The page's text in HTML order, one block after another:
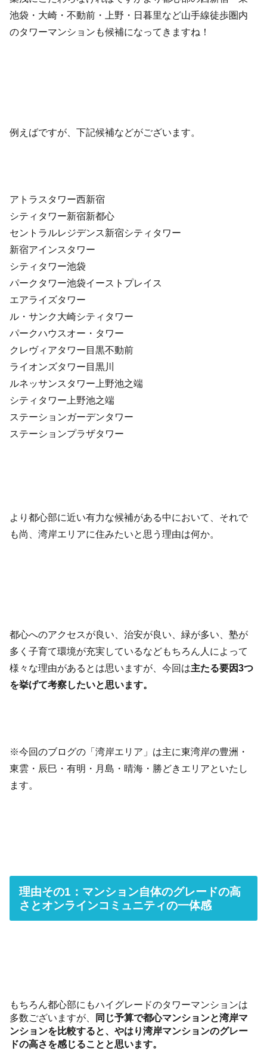
池袋・大崎・不動前・上野・日暮里など山手線徒歩圏内
のタワーマンションも候補になってきますね！
例えばですが、下記候補などがございます。
アトラスタワー西新宿
シティタワー新宿新都心
セントラルレジデンス新宿シティタワー
新宿アインスタワー
シティタワー池袋
パークタワー池袋イーストプレイス
エアライズタワー
ル・サンク大崎シティタワー
パークハウスオー・タワー
クレヴィアタワー目黒不動前
ライオンズタワー目黒川
ルネッサンスタワー上野池之端
シティタワー上野池之端
ステーションガーデンタワー
ステーションプラザタワー
より都心部に近い有力な候補がある中において、それで
も尚、湾岸エリアに住みたいと思う理由は何か。
都心へのアクセスが良い、治安が良い、緑が多い、塾が
多く子育て環境が充実しているなどもちろん人によって
様々な理由があるとは思いますが、今回は主たる要因3つ
を挙げて考察したいと思います。
※今回のブログの「湾岸エリア」は主に東湾岸の豊洲・
東雲・辰巳・有明・月島・晴海・勝どきエリアといたし
ます。
理由その1：マンション自体のグレードの高
さとオンラインコミュニティの一体感
もちろん都心部にもハイグレードのタワーマンションは
多数ございますが、
同じ予算で都心マンションと湾岸マ
ンションを比較すると、やはり湾岸マンションのグレー
ドの高さを感じることと思います。